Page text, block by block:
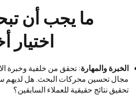
ما يجب أن
اختيار
الخبرة والمهارة: تحقق من خلفية وخبرة
مجال تحسين محركات البحث. هل
تحقيق نتائج حقيقية للعملاء السابقين؟